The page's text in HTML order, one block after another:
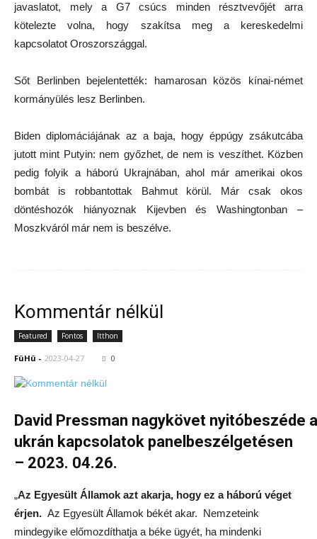
javaslatot, mely a G7 csúcs minden résztvevőjét arra
kötelezte volna, hogy szakítsa meg a kereskedelmi
kapcsolatot Oroszországgal.
Sőt Berlinben bejelentették: hamarosan közös kínai-német
kormányülés lesz Berlinben.
Biden diplomáciájának az a baja, hogy éppúgy zsákutcába
jutott mint Putyin: nem győzhet, de nem is veszíthet. Közben
pedig folyik a háború Ukrajnában, ahol már amerikai okos
bombát is robbantottak Bahmut körül. Már csak okos
döntéshozók hiányoznak Kijevben és Washingtonban –
Moszkváról már nem is beszélve.
Kommentár nélkül
Featured Fontos Itthon
FüHü - 2023-04-27 0
David Pressman nagykövet nyitóbeszéde a
ukrán kapcsolatok panelbeszélgetésen
– 2023. 04.26.
„Az Egyesült Államok azt akarja, hogy ez a háború véget
érjen. Az Egyesült Államok békét akar. Nemzeteink
mindegyike előmozdíthatja a béke ügyét, ha mindenki